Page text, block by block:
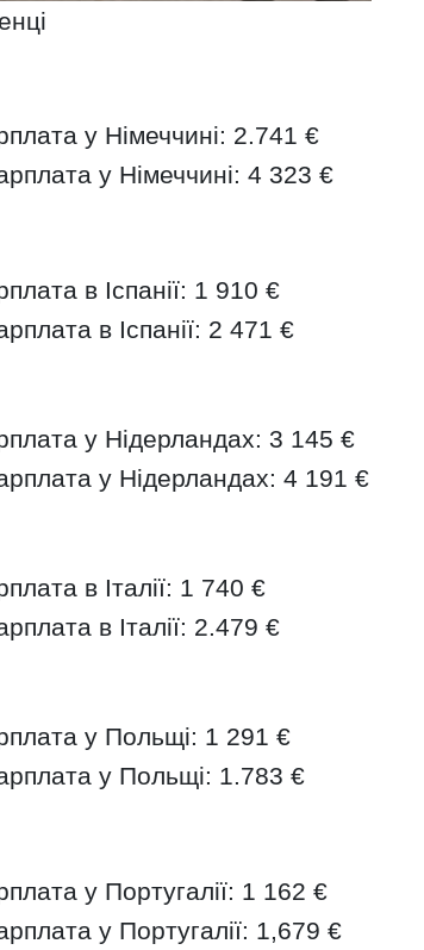
у Німеччині: 2.741 €
у Німеччині: 4 323 €
в Іспанії: 1 910 €
в Іспанії: 2 471 €
у Нідерландах: 3 145 €
у Нідерландах: 4 191 €
в Італії: 1 740 €
в Італії: 2.479 €
у Польщі: 1 291 €
у Польщі: 1.783 €
у Португалії: 1 162 €
у Португалії: 1,679 €